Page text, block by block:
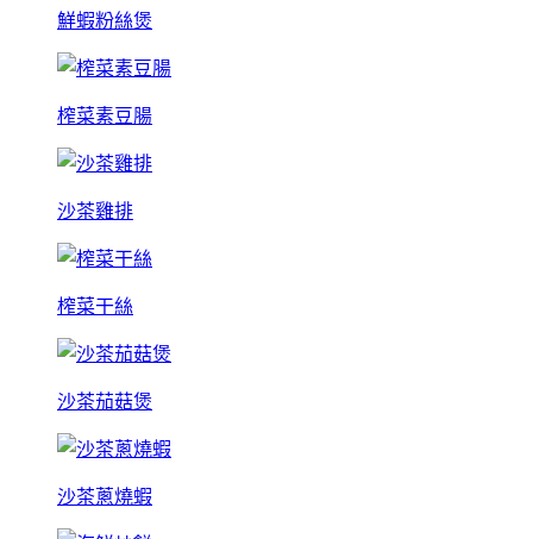
鮮蝦粉絲煲
榨菜素豆腸
沙茶雞排
榨菜干絲
沙茶茄菇煲
沙茶蔥燒蝦